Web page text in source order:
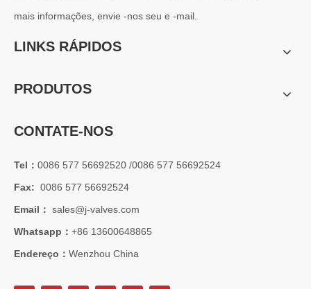
2026-07-01
J-VALVES fabricante de válvula borboleta wafer lug, válvula
mais informações, envie -nos seu e -mail.
LINKS RÁPIDOS
PRODUTOS
CONTATE-NOS
Tel： 0086 577 56692520 /0086 577 56692524
Fax: 0086 577 56692524
Email： sales@j-valves.com
Whatsapp： +86 13600648865
Endereço： Wenzhou China